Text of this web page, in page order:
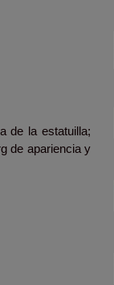
de la estatuilla;
de apariencia y